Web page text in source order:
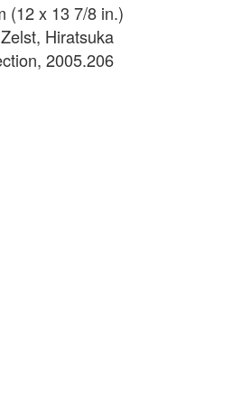
(12 x 13 7/8 in.)
Hiratsuka
2005.206